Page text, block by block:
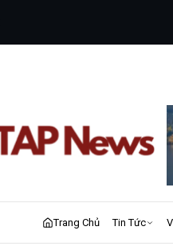
Trang Chủ Tin Tức